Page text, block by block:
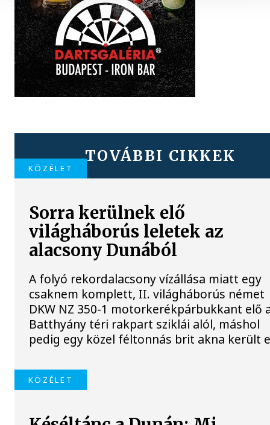
TOVÁBBI CIKKEK
KÖZÉLET
Sorra kerülnek elő
világháborús leletek az
alacsony Dunából
A folyó rekordalacsony vízállása miatt egy
csaknem komplett, II. világháborús német
DKW NZ 350-1 motorkerékpárbukkant elő
Batthyány téri rakpart sziklái alól, máshol
pedig egy közel féltonnás brit akna került
KÖZÉLET